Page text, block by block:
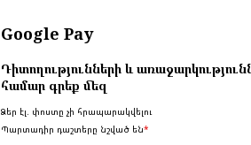
Google Pay
Դիտողությունների և
համար գրեք մեզ
Ձեր էլ. փոստը չի հրապարակվելու
Պարտադիր դաշտերը նշված են*